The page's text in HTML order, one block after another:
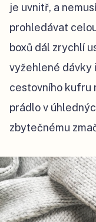
je uvnitř, a
prohledávat
boxů dál zrychlí
vyžehlené dávky
cestovního kufru
prádlo v
zbytečnému